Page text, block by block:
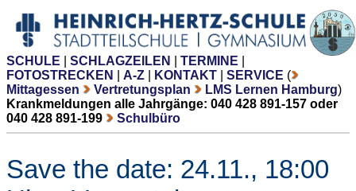
SCHULE SCHLAGZEILEN TERMINE
FOTOSTRECKEN
A-Z KONTAKT SERVICE (
Mittagessen
Vertretungsplan LMS Lernen Hamburg)
Krankmeldungen alle Jahrgänge: 040 428 891-157 oder
040 428 891-199
Schulbüro
Save the date: 24.11., 18:00